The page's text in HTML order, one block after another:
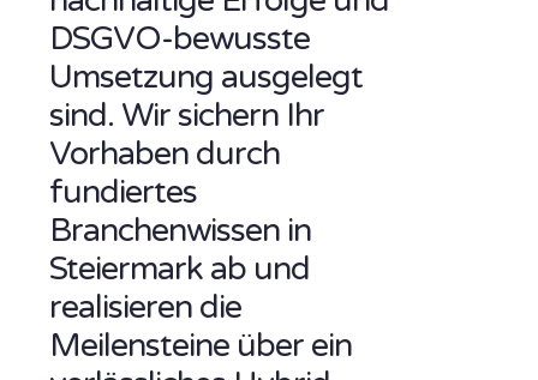
DSGVO-bewusste
Umsetzung ausgelegt
sind. Wir sichern Ihr
Vorhaben durch
fundiertes
Branchenwissen in
Steiermark ab und
realisieren die
Meilensteine über ein